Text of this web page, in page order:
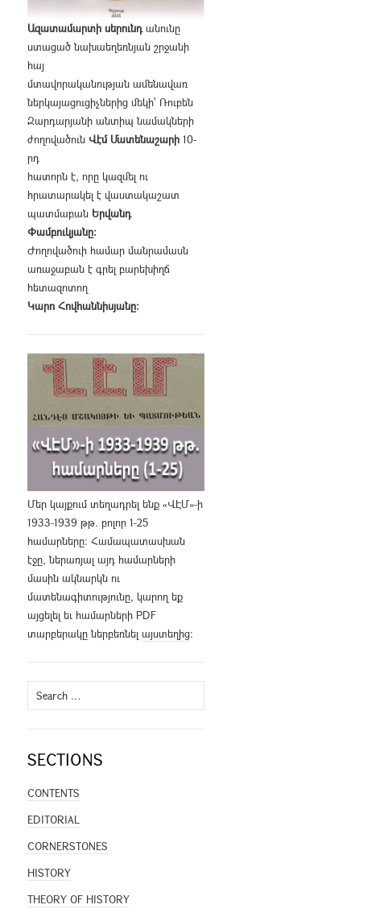
Ազատամարտի սերունդանունը
ստացած նախաեղեռնյան շրջանի
հայ
մտավորականության ամենավառ
ներկայացուցիչներից մեկի՝ Ռուբեն
Զարդարյանի անտիպ նամակների
ժողովածուն Վէմ Մատենաշարի 10-
րդ
հատորն է, որը կազմել ու
հրատարակել է վաստակաշատ
պատմաբան Երվանդ
Փամբուկյանը։
Ժողովածուի համար մանրամասն
առաջաբան է գրել բարեխիղճ
հետազոտող
Կարո Հովհաննիսյանը։
Մեր կայքում տեղադրել ենք «ՎԷՄ»-ի
1933-1939 թթ. բոլոր 1-25
համարները։ Համապատասխան
էջը, ներառյալ այդ համարների
մասին ակնարկն ու
մատենագիտությունը, կարող եք
այցելել եւ համարների PDF
տարբերակը ներբեռնել այստեղից։
Search
for:
SECTIONS
CONTENTS
EDITORIAL
CORNERSTONES
HISTORY
THEORY OF HISTORY